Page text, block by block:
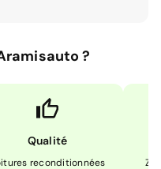
?
Qualité
reconditionnées